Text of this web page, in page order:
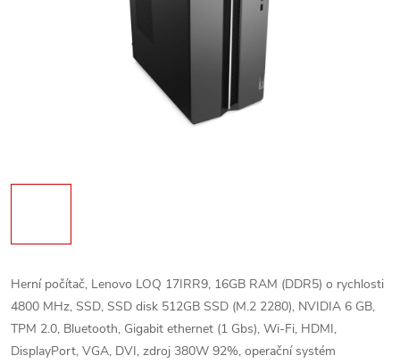
Herní počítač, Lenovo LOQ 17IRR9, 16GB RAM (DDR5) o rychlosti
4800 MHz, SSD, SSD disk 512GB SSD (M.2 2280), NVIDIA 6 GB,
TPM 2.0, Bluetooth, Gigabit ethernet (1 Gbs), Wi-Fi, HDMI,
DisplayPort, VGA, DVI, zdroj 380W 92%, operační systém